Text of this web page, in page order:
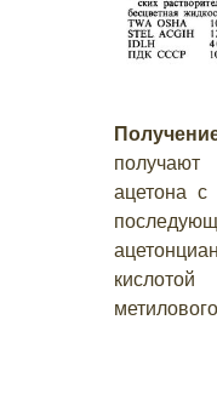
ацетона с